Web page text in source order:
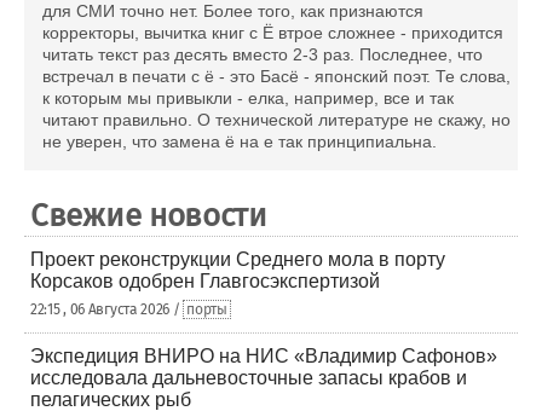
для СМИ точно нет. Более того, как признаются
корректоры, вычитка книг с Ё втрое сложнее - приходится
читать текст раз десять вместо 2-3 раз. Последнее, что
встречал в печати с ё - это Басё - японский поэт. Те слова,
к которым мы привыкли - елка, например, все и так
читают правильно. О технической литературе не скажу, но
не уверен, что замена ё на е так принципиальна.
Свежие новости
Проект реконструкции Среднего мола в порту
Корсаков одобрен Главгосэкспертизой
22:15 , 06 Августа 2026 / порты
Экспедиция ВНИРО на НИС «Владимир Сафонов»
исследовала дальневосточные запасы крабов и
пелагических рыб